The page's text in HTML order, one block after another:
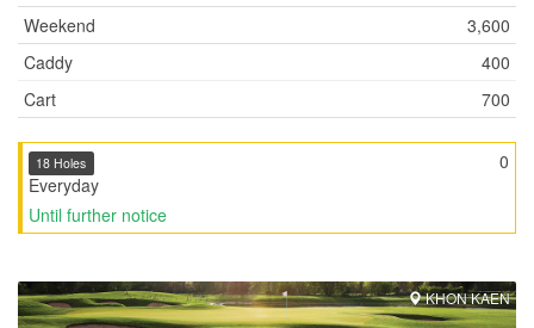
Weekend
3,600
Caddy
400
Cart
700
0
18 Holes
Everyday
Until further notice
KHON KAEN